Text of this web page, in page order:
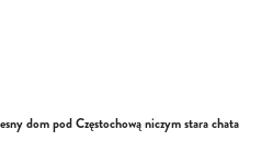
dom pod Częstochową niczym stara chata